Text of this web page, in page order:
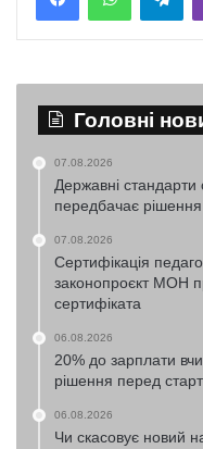
Головні
07.08.2026
Державні стандарти
передбачає рішення
07.08.2026
Сертифікація
законопроєкт МОН
сертифіката
06.08.2026
20% до зарплати
рішення перед
06.08.2026
Чи скасовує новий